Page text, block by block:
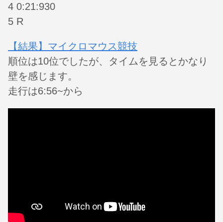
4 0:21:930
5 R
【結果】マイクロマウス競技
順位は10位でしたが、タイムを見るとかなり
壁を感じます。
走行は6:56~から